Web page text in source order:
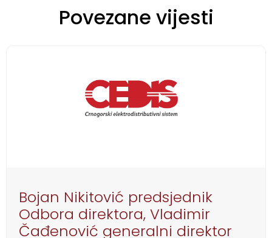
Povezane vijesti
Bojan Nikitović predsjednik
Odbora direktora, Vladimir
Čađenović generalni direktor